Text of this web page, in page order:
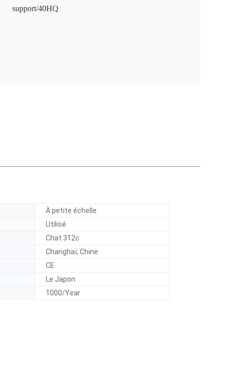
support/40HQ
À petite échelle
Utilisé
Chat 312c
Changhaï, Chine
CE
Le Japon
1000/Year